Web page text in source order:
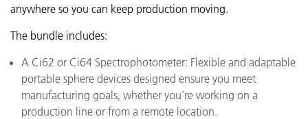
anywhere so you can keep production moving.
The bundle includes:
A Ci62 or Ci64 Spectrophotometer: Flexible and adaptable
portable sphere devices designed ensure you meet
manufacturing goals, whether you’re working on a
production line or from a remote location.